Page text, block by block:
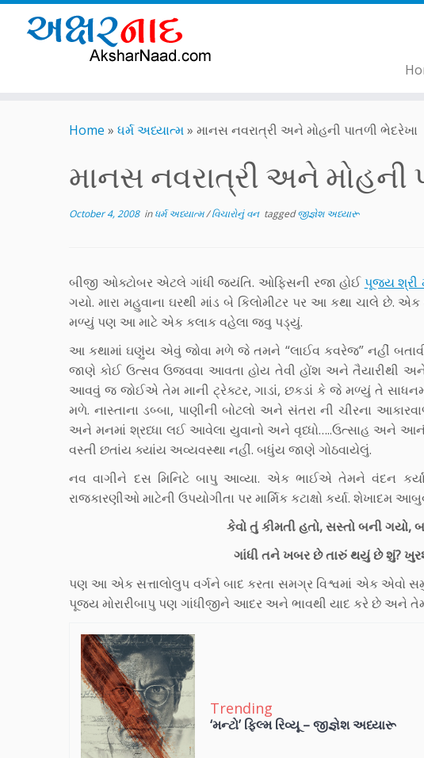
Home » ધર્મ અધ્યાત્મ» માનસ નવરાત્રી અને મોહની પાતળી ભેદરેખા
માનસ નવરાત્રી અને મોહની
October 4, 2008inધર્મ અધ્યાત્મ/વિચારોનું વન taggedજીજ્ઞેશ અધ્યારૂ
બીજી ઓક્ટોબર એટલે ગાંધી જયંતિ. ઓફિસની રજા હોઈપૂજ્ય શ્રી
ગયો. મારા મહુવાના ઘરથી માંડ બે કિલોમીટર પર આ કથા ચાલે
મળ્યું પણ આ માટે એક કલાક વહેલા જવુ પડ્યું.
આ કથામાં ઘણુંય એવું જોવા મળે જે તમને “લાઈવ કવરેજ” નહીં
જાણે કોઈ ઉત્સવ ઉજવવા આવતા હોય તેવી હોંશ અને તૈયારીથી
આવવું જ જોઈએ તેમ માની ટ્રેક્ટર, ગાડાં, છકડાં કે જે મળ્યું તે
મળે. નાસ્તાના ડબ્બા, પાણીની બોટલો અને સંતરા ની ચીરના
અને મનમાં શ્રધ્ધા લઈ આવેલા યુવાનો અને વૃધ્ધો…..ઉત્સાહ અને
વસ્તી છતાંય ક્યાંય અવ્યવસ્થા નહીં. બધુંય જાણે ગોઠવાયેલું.
નવ વાગીને દસ મિનિટે બાપુ આવ્યા. એક ભાઈએ તેમને વંદન
રાજકારણીઓ માટેની ઉપયોગીતા પર માર્મિક કટાક્ષો કર્યા. શેખાદમ
કેવો તું કીમતી હતો, સસ્તો બની
ગાંધી તને ખબર છે તારું થયું છે શું?
પણ આ એક સત્તાલોલુપ વર્ગને બાદ કરતા સમગ્ર વિશ્વમાં એક
પૂજ્ય મોરારીબાપુ પણ ગાંધીજીને આદર અને ભાવથી યાદ કરે છે
Trending
‘મન્ટો’ ફિલ્મ રિવ્યૂ – જીજ્ઞેશ અધ્યારૂ